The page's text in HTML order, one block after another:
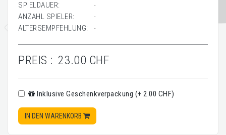
SPIELDAUER:
-
ANZAHL SPIELER:
-
ALTERSEMPFEHLUNG:
-
PREIS : 23.00 CHF
Inklusive Geschenkverpackung (+ 2.00 CHF)
IN DEN WARENKORB